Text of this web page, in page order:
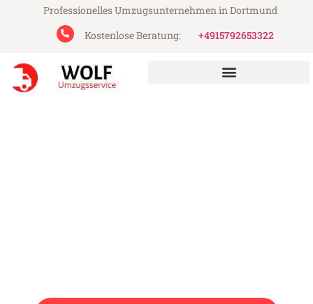
Professionelles Umzugsunternehmen in Dortmund
Kostenlose Beratung:
+4915792653322